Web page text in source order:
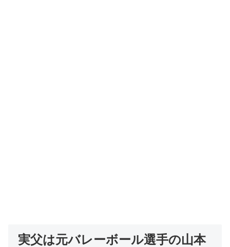
実父は元バレーボール選手の山本